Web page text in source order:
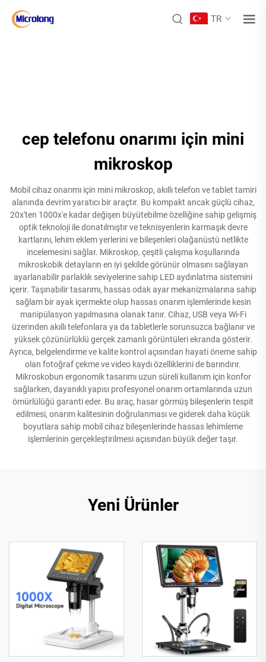
TR
cep telefonu onarımı için mini
mikroskop
Mobil cihaz onarımı için mini mikroskop, akıllı telefon ve tablet tamiri
alanında devrim yaratıcı bir araçtır. Bu kompakt ancak güçlü cihaz,
20x'ten 1000x'e kadar değişen büyütebilme özelliğine sahip gelişmiş
optik teknoloji ile donatılmıştır ve teknisyenlerin karmaşık devre
kartlarını, lehim eklem yerlerini ve bileşenleri olağanüstü netlikte
incelemesini sağlar. Mikroskop, çeşitli çalışma koşullarında
mikroskobik detayların en iyi şekilde görünür olmasını sağlayan
ayarlanabilir parlaklık seviyelerine sahip LED aydınlatma sistemini
içerir. Taşınabilir tasarımı, hassas odak ayar mekanizmalarına sahip
sağlam bir ayak içermekte olup hassas onarım işlemlerinde kesin
manipülasyon yapılmasına olanak tanır. Cihaz, USB veya Wi-Fi
üzerinden akıllı telefonlara ya da tabletlerle sorunsuzca bağlanır ve
yüksek çözünürlüklü gerçek zamanlı görüntüleri ekranda gösterir.
Ayrıca, belgelendirme ve kalite kontrol açısından hayati öneme sahip
olan fotoğraf çekme ve video kaydı özelliklerini de barındırır.
Mikroskobun ergonomik tasarımı uzun süreli kullanım için konfor
sağlarken, dayanıklı yapısı profesyonel onarım ortamlarında uzun
ömürlülüğü garanti eder. Bu araç, hasar görmüş bileşenlerin tespit
edilmesi, onarım kalitesinin doğrulanması ve giderek daha küçük
boyutlara sahip mobil cihaz bileşenlerinde hassas lehimleme
işlemlerinin gerçekleştirilmesi açısından büyük değer taşır.
Yeni Ürünler